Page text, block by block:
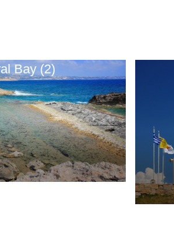
Bay (2)